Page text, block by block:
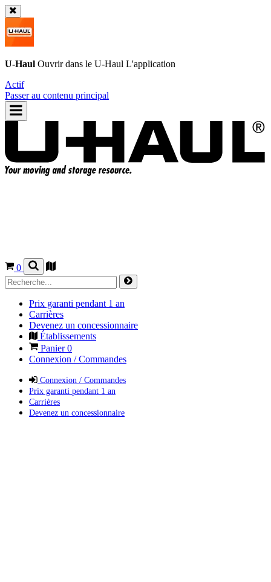
U-Haul Ouvrir dans le U-Haul L'application
Actif
Passer au contenu principal
0
Prix garanti pendant 1 an
Carrières
Devenez un concessionnaire
Établissements
Panier0
Connexion / Commandes
Connexion / Commandes
Prix garanti pendant 1 an
Carrières
Devenez un concessionnaire